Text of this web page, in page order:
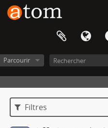
Parcourir
Filtres